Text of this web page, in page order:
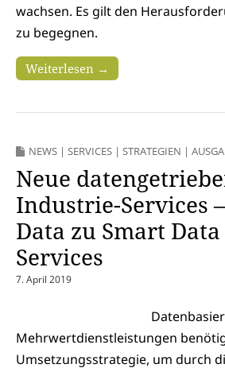
wachsen. Es gilt den
zu begegnen.
Weiterlesen →
NEWS | SERVICES | STRATEGIEN |
Neue
Industrie-Services
Data zu Smart
Services
7. April 2019
Mehrwertdienstleistungen
Umsetzungsstrategie, um durch